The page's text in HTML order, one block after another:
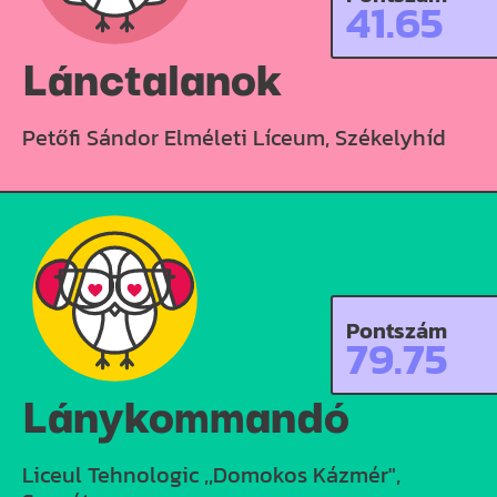
Lánctalanok
Petőfi Sándor Elméleti Líceum, Székelyhíd
41.65
Lánykommandó
Liceul Tehnologic ,,Domokos Kázmér",
Pontszám
79.75